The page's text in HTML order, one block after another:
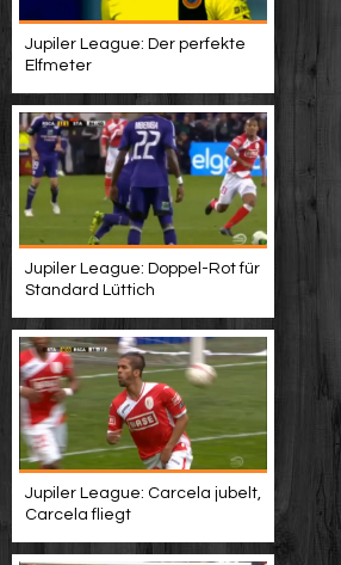
Jupiler League: Der perfekte
Elfmeter
Jupiler League: Doppel-Rot für
Standard Lüttich
Jupiler League: Carcela jubelt,
Carcela fliegt